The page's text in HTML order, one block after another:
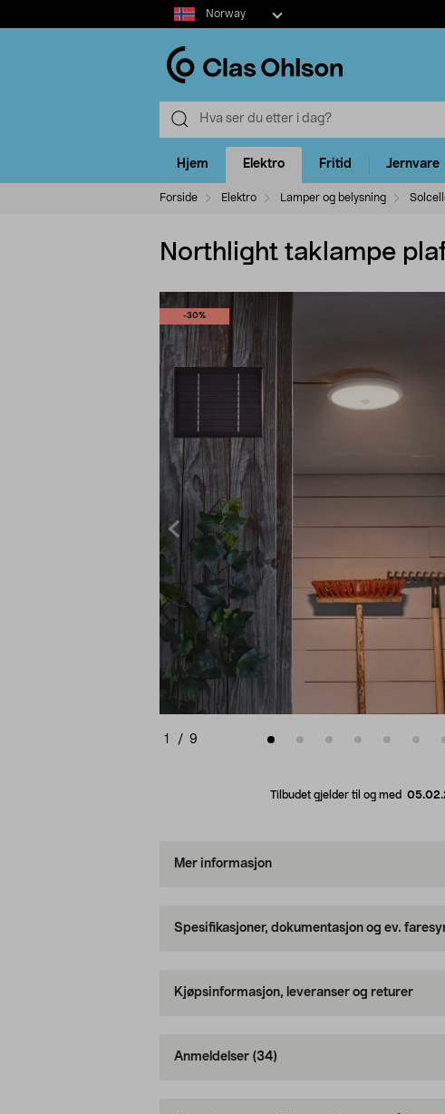
Select
market
Norway
Hjem Elektro Fritid Jernvare
Forside Elektro Lamper og belysning
Northlight taklampe
-30%
1 / 9
Tilbudet gjelder til og med
Mer informasjon
Spesifikasjoner, dokumentasjon og ev.
Kjøpsinformasjon, leveranser og returer
Anmeldelser (34)